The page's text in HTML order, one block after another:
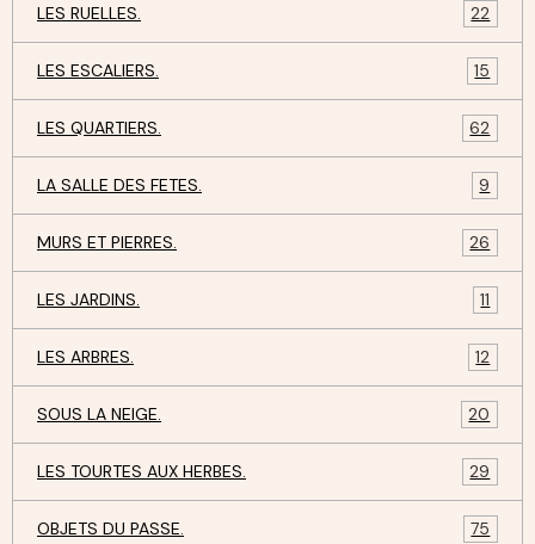
LES RUELLES. 22
LES ESCALIERS. 15
LES QUARTIERS. 62
LA SALLE DES FETES. 9
MURS ET PIERRES. 26
LES JARDINS. 11
LES ARBRES. 12
SOUS LA NEIGE. 20
LES TOURTES AUX HERBES. 29
OBJETS DU PASSE. 75